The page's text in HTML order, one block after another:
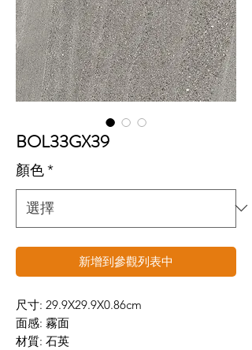
BOL33GX39
顏色*
新增到參觀列表中
尺寸: 29.9X29.9X0.86cm
面感: 霧面
材質: 石英